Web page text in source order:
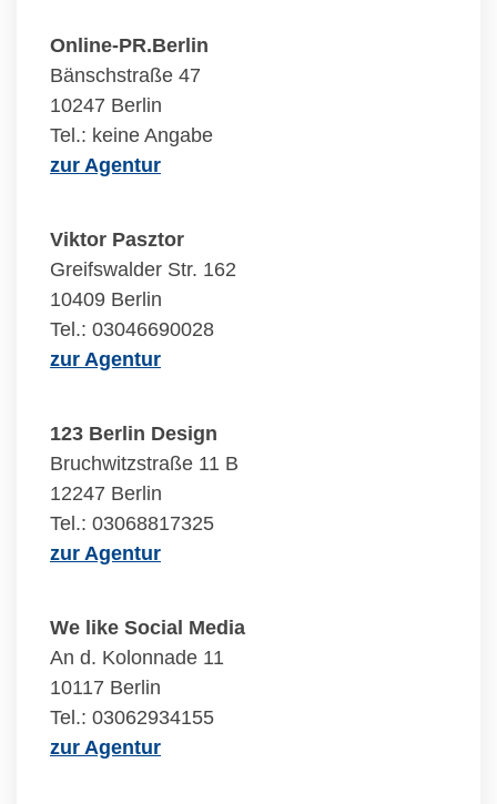
Online-PR.Berlin
Bänschstraße 47
10247 Berlin
Tel.: keine Angabe
zur Agentur
Viktor Pasztor
Greifswalder Str. 162
10409 Berlin
Tel.: 03046690028
zur Agentur
123 Berlin Design
Bruchwitzstraße 11 B
12247 Berlin
Tel.: 03068817325
zur Agentur
We like Social Media
An d. Kolonnade 11
10117 Berlin
Tel.: 03062934155
zur Agentur